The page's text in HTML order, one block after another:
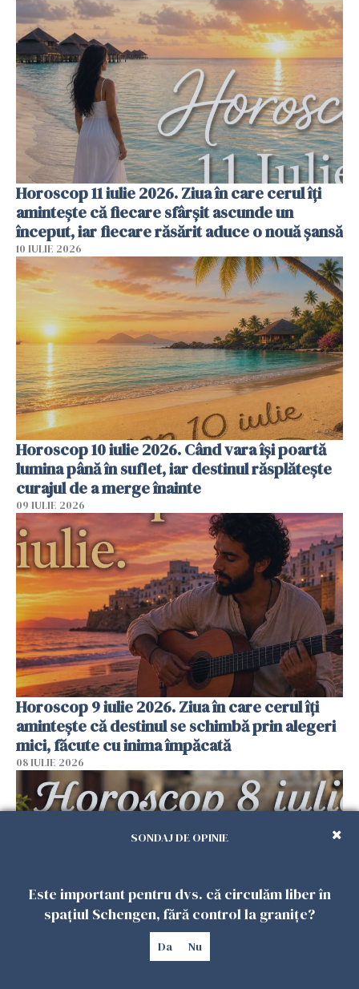
Horoscop 11 iulie 2026. Ziua în care cerul îți
amintește că fiecare sfârșit ascunde un
început, iar fiecare răsărit aduce o nouă șansă
10 IULIE 2026
Horoscop 10 iulie 2026. Când vara își poartă
lumina până în suflet, iar destinul răsplătește
curajul de a merge înainte
09 IULIE 2026
Horoscop 9 iulie 2026. Ziua în care cerul îți
amintește că destinul se schimbă prin alegeri
mici, făcute cu inima împăcată
08 IULIE 2026
Horoscop 8 iulie 2026. Ziua în care timpul
SONDAJ DE OPINIE
Este important pentru dvs. că circulăm liber în
spațiul Schengen, fără control la granițe?
Da Nu